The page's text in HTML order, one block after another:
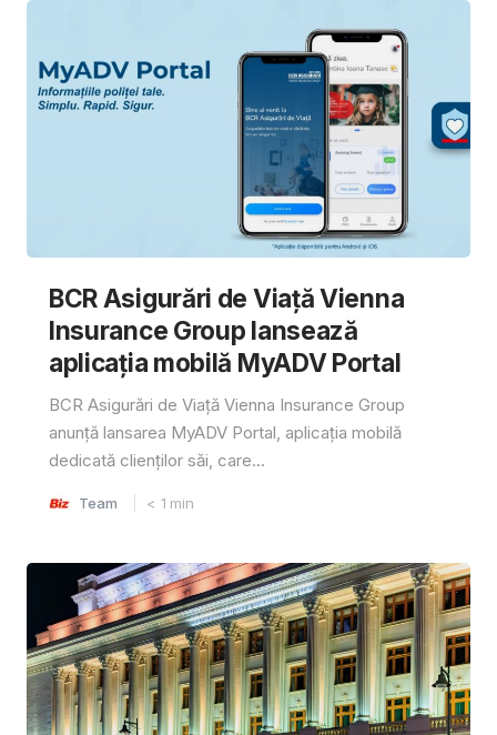
BCR Asigurări de Viață Vienna
Insurance Group lansează
aplicația mobilă MyADV Portal
BCR Asigurări de Viață Vienna Insurance Group
anunță lansarea MyADV Portal, aplicația mobilă
dedicată clienților săi, care...
Team < 1 min